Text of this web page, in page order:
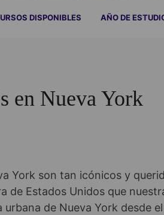
DISPONIBLES AÑO DE
en Nueva York
York son tan icónicos y
de Estados Unidos que
urbana de Nueva York desde